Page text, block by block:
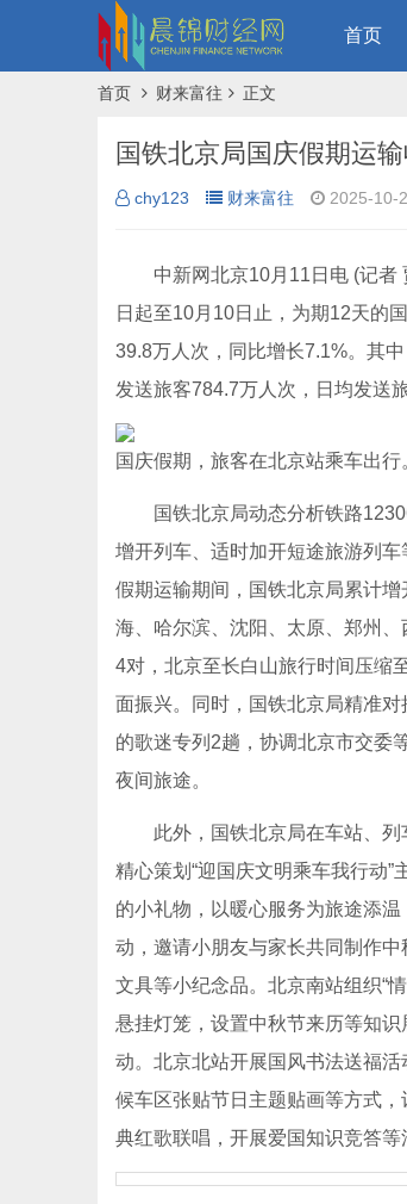
首页
首页 财来富往 正文
chy123 财来富往 2025-10-
中新网北京10月11日电 (记者
日起至10月10日止，为期12天的
39.8万人次，同比增长7.1%。其
发送旅客784.7万人次，日均发送
国庆假期，旅客在北京站乘车出
国铁北京局动态分析铁路12306
增开列车、适时加开短途旅游列车
假期运输期间，国铁北京局累计
海 、哈尔滨、沈阳、太原、郑州
4对，北京至长白山旅行时间压缩
面振兴。同时，国铁北京局精准
的歌迷专列2趟，协调北京市交委
夜间旅途。
此外，国铁北京局在车站、列
精心策划“迎国庆文明乘车我行动
的小礼物，以暖心服务为旅途添
动，邀请小朋友与家长共同制作
文具等小纪念品。北京南站组织“
悬挂灯笼，设置中秋节来历等知
动。北京北站开展国风书法送福
候车区张贴节日主题贴画等方式
典红歌联唱，开展爱国知识竞答等